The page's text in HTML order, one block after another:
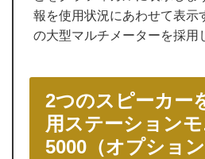
報を使用状況にあわせて表示
の大型マルチメーターを採用
2つのスピーカー
用ステーション
5000（オプション